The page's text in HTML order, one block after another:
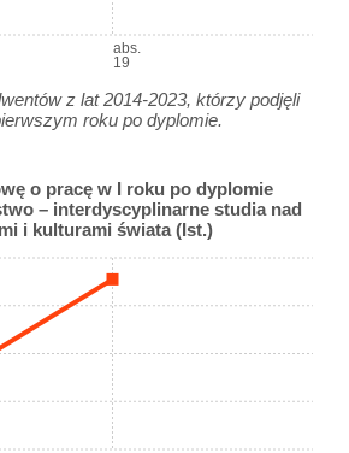
abs.
19
z lat 2014-2023, którzy podjęli
roku po dyplomie.
o pracę w I roku po dyplomie
– interdyscyplinarne studia nad
i kulturami świata (Ist.)